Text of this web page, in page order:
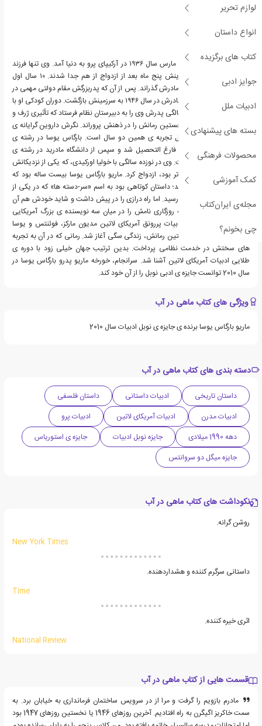
لوازم تحریر
انواع داستان
کتاب های برگزیده
جوایز ادبی
ادبیات ملل
بسته های پیشنهادی
محصولات فرهنگی
کمک آموزشی
مجله‌ی ایران‌کتاب
چی بخونم؟
ماریو بارگاس یوسا، در ۲۸ مارس سال ۱۹۳۶ در آرکیپای پرو به دنیا آمد. وی تنها فرزند
پدر و مادرش بود و والدینش پنج ماه بعد از ازدواج از هم جدا شدند. ۱۰ سال اول
زندگیش را در بولیوی و با مادرش گذراند. پس از آن که پدربزرگش مقام دولتی مهمی در
پرو به دست آورد، همراه مادرش در سال ۱۹۴۶ به سرزمینش بازگشت. دوران کودکی او با
سختی سپری شد.در ۱۴ سالگی پدرش وی را به دبیرستان نظام فرستاد که تأثیری ژرف و
پایا بر او نهاد و ایده ی نخستین رمانش را در ذهنش پروراند. نگرش داروین گرایانه ی
او نسبت به زندگی حاصل تجربه ی همین دو سال است. بارگاس یوسا در رشته ی
هنرهای آزاد دانشگاه لیما فارغ التحصیل شد و سپس از دانشگاه مادرید در رشته ی
ادبیات درجه ی دکترا گرفت. وی در نوزده سالگی با خولیا اورکیدی، که یکی از نزدیکانش
و هجده سال از او بزرگ تر بود، ازدواج کرد. ماریو بارگاس یوسا بیست ساله بود که
اولین داستانش منتشر شد؛ داستان کوتاهی بود به اسم «سر-دسته ها» که در یکی از
نشریات پایتخت به چاپ رسید. اما راه درازی را در پیش داشت و شاید خودش هم آن
قدر جاه طلبی نداشت که روزگاری نامش را در میان سه نویسنده ی بزرگ آمریکایی
جنوبی ببیند. امروز اما ادبیات پررونق آمریکای لاتین مدیون مارکز، فوئنتس و یوسا
است.شهرت یوسا با نخستین رمانش، زندگی سگی آغاز شد. رمانی که در آن به تجربه
های سختش در خدمت نظامی پرداخت. بدین ترتیب جهان خیلی زود با دوره ی
طلایی ادبیات آمریکای لاتین آشنا شد. سرانجام، خورخه ماریو پدرو بارگاس یوسا در
سال 2010 توانست جایزه ی ادبی نوبل را از آن خود کند.
ویژگی های کتاب ماهی در آب
ماریو بارگاس یوسا برنده ی جایزه ی نوبل ادبیات سال 2010
دسته بندی های کتاب ماهی در آب
داستان تاریخی ادبیات داستانی
داستان فلسفی
ادبیات مدرن
ادبیات آمریکای لاتین
ادبیات پرو
دهه 1990 میلادی
جایزه نوبل ادبیات
جایزه ی استوریاس
جایزه میگل دو سروانتس
نکوداشت های کتاب ماهی در آب
روشن گرانه.
New York Times
داستانی سرگرم کننده و هشداردهنده.
Time
اثری خیره کننده.
National Review
قسمت هایی از کتاب ماهی در آب
مادرم بازویم را گرفت و مرا از در سرویس ساختمان فرمانداری به خیابان برد. به
سمت خاکریز اگیگرن به راه افتادیم. آخرین روزهای 1946 یا نخستین روزهای 1947 بود